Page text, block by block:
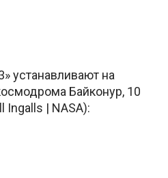
устанавливают на
Байконур, 10
Ingalls | NASA):